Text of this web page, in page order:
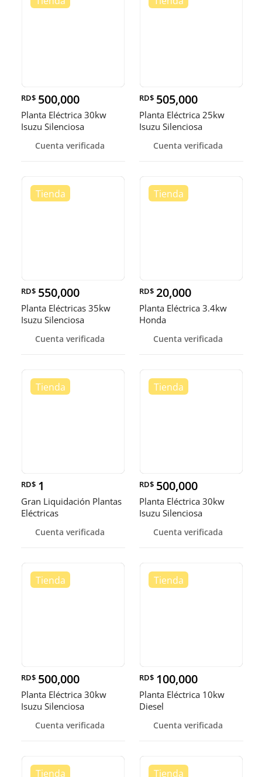
RD$ 500,000
Planta Eléctrica 30kw
Isuzu Silenciosa
Cuenta verificada
RD$ 505,000
Planta Eléctrica 25kw
Isuzu Silenciosa
Cuenta verificada
RD$ 550,000
Planta Eléctricas 35kw
Isuzu Silenciosa
Cuenta verificada
RD$ 20,000
Planta Eléctrica 3.4kw
Honda
Cuenta verificada
RD$ 1
Gran Liquidación Plantas
Eléctricas
Cuenta verificada
RD$ 500,000
Planta Eléctrica 30kw
Isuzu Silenciosa
Cuenta verificada
RD$ 500,000
Planta Eléctrica 30kw
Isuzu Silenciosa
Cuenta verificada
RD$ 100,000
Planta Eléctrica 10kw
Diesel
Cuenta verificada